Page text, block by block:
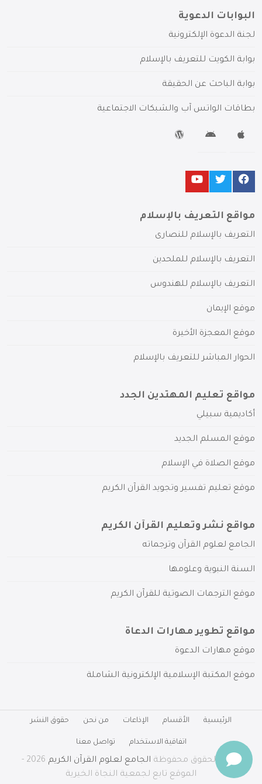
البوابات الدعوية
لجنة الدعوة الإلكترونية
بوابة الكويت للتعريف بالإسلام
بوابة الباحث عن الحقيقة
بطاقات الواتس آب والشبكات الاجتماعية
مواقع التعريف بالإسلام
التعريف بالإسلام للنصارى
التعريف بالإسلام للملحدين
التعريف بالإسلام للهندوس
موقع الإيمان
موقع المعجزة الأخيرة
الحوار المباشر للتعريف بالإسلام
مواقع تعليم المهتدين الجدد
أكاديمية سبيلي
موقع المسلم الجديد
موقع الصلاة في الإسلام
موقع تعليم تفسير وتجويد القرآن الكريم
مواقع نشر وتعليم القرآن الكريم
الجامع لعلوم القرآن وترجماته
السنة النبوية وعلومها
موقع الترجمات الصوتية للقرآن الكريم
مواقع تطوير مهارات الدعاة
موقع مهارات الدعوة
موقع المكتبة الإسلامية الإلكترونية الشاملة
الرئيسية الأقسام الإذاعات من نحن حقوق النشر
اتفاقية الاستخدام تواصل معنا
جميع الحقوق محفوظة الجامع لعلوم القرآن الكريم
2026 -
الموقع تابع لجمعية النجاة الخيرية